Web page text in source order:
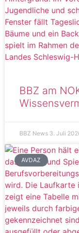
BBZ am
BBZ News 3. Juli
AVDAZ